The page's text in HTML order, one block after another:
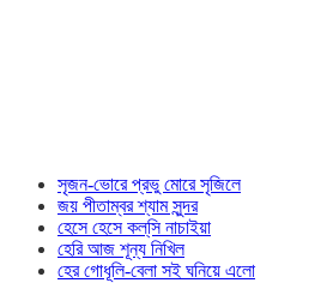
সৃজন-ভোরে প্রভু মোরে সৃজিলে
জয় পীতাম্বর শ্যাম সুন্দর
হেসে হেসে কল্‌সি নাচাইয়া
হেরি আজ শূন্য নিখিল
হের গোধূলি-বেলা সই ঘনিয়ে এলো